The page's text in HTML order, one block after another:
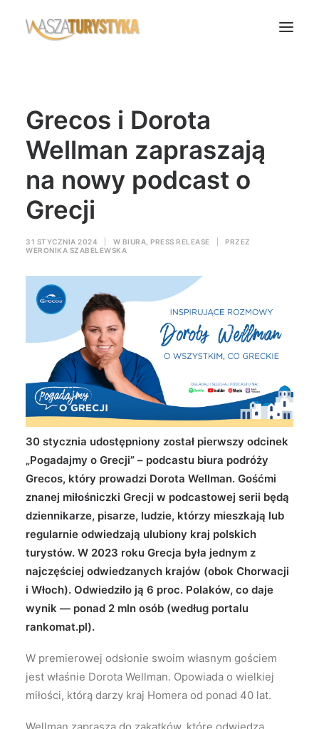
Biura podróży
Transport
Noclegi
Polska
Świat
Rok Kobiet
Wyszukiwanie
Grecos i Dorota
Wellman zapraszają
na nowy podcast o
Grecji
31 STYCZNIA 2024 W BIURA PRESS RELEASE
PRZEZ
WERONIKA SZABELEWSKA
30 stycznia udostępniony został pierwszy odcinek
„Pogadajmy o Grecji” – podcastu biura podróży
Grecos, który prowadzi Dorota Wellman. Gośćmi
znanej miłośniczki Grecji w podcastowej serii będą
dziennikarze, pisarze, ludzie, którzy mieszkają lub
regularnie odwiedzają ulubiony kraj polskich
turystów. W 2023 roku Grecja była jednym z
najczęściej odwiedzanych krajów (obok Chorwacji
i Włoch). Odwiedziło ją 6 proc. Polaków, co daje
wynik — ponad 2 mln osób (według portalu
rankomat.pl).
W premierowej odsłonie swoim własnym gościem
jest właśnie Dorota Wellman. Opowiada o wielkiej
miłości, którą darzy kraj Homera od ponad 40 lat.
Wellman zaprasza do zakątków, które odwiedza